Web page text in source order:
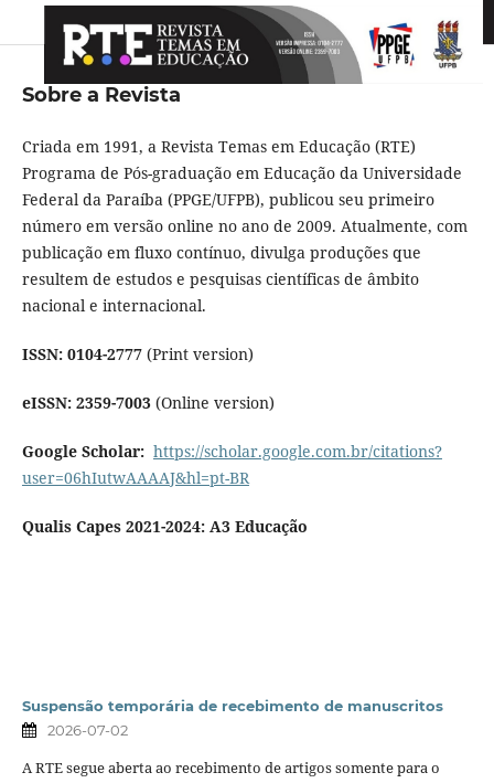
Sobre a Revista
Criada em 1991, a Revista Temas em Educação (RTE)
Programa de Pós-graduação em Educação da Universidade
Federal da Paraíba (PPGE/UFPB), publicou seu primeiro
número em versão online no ano de 2009. Atualmente, com
publicação em fluxo contínuo, divulga produções que
resultem de estudos e pesquisas científicas de âmbito
nacional e internacional.
ISSN: 0104-2777(Print version)
eISSN: 2359-7003(Online version)
Google Scholar: https://scholar.google.com.br/citations?
user=06hIutwAAAAJ&hl=pt-BR
Qualis Capes 2021-2024: A3 Educação
Suspensão temporária de recebimento de manuscritos
2026-07-02
A RTE segue aberta ao recebimento de artigos somente para o